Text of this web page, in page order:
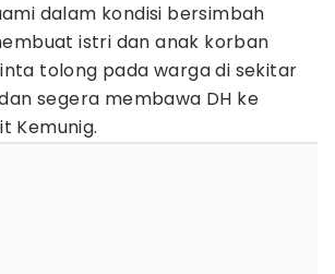
dalam kondisi bersimbah
istri dan anak korban
tolong pada warga di sekitar
segera membawa DH ke
Kemunig.